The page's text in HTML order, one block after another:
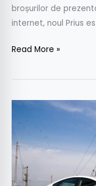
broșurilor de
internet, noul Prius
Read More »
Test
Toyota
Prius
1.8
Hybrid